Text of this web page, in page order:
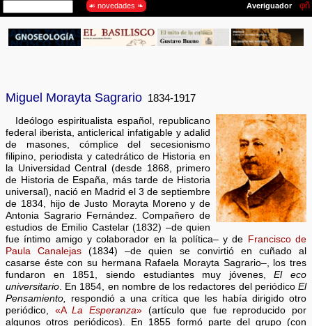
Miguel Morayta Sagrario 1834-1917
Ideólogo espiritualista español, republicano
federal iberista, anticlerical infatigable y adalid
de masones, cómplice del secesionismo
filipino, periodista y catedrático de Historia en
la Universidad Central (desde 1868, primero
de Historia de España, más tarde de Historia
universal), nació en Madrid el 3 de septiembre
de 1834, hijo de Justo Morayta Moreno y de
Antonia Sagrario Fernández. Compañero de
estudios de Emilio Castelar (1832) –de quien
fue íntimo amigo y colaborador en la política– y de Francisco de
Paula Canalejas (1834) –de quien se convirtió en cuñado al
casarse éste con su hermana Rafaela Morayta Sagrario–, los tres
fundaron en 1851, siendo estudiantes muy jóvenes,El eco
universitario. En 1854, en nombre de los redactores del periódico El
Pensamiento, respondió a una crítica que les había dirigido otro
periódico, «ALa Esperanza»(artículo que fue reproducido por
algunos otros periódicos). En 1855 formó parte del grupo (con